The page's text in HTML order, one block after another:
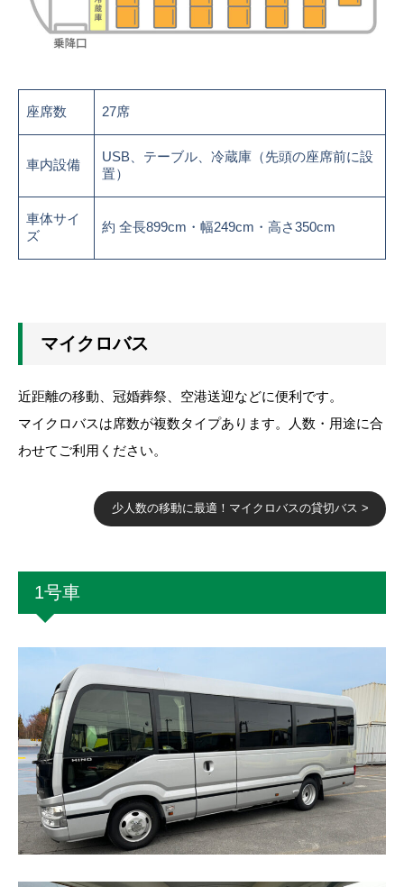
座席数 27席
車内設備
USB、テーブル、冷蔵庫（先頭の座席前に設
置）
車体サイ
ズ
約 全長899cm・幅249cm・高さ350cm
マイクロバス
近距離の移動、冠婚葬祭、空港送迎などに便利です。
マイクロバスは席数が複数タイプあります。人数・用途に合
わせてご利用ください。
少人数の移動に最適！マイクロバスの貸切バス >
1号車